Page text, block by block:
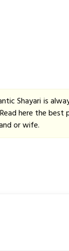
Shayari is
here the
or wife.